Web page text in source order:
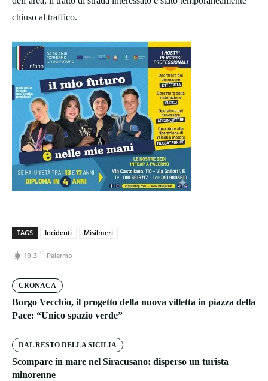
chiuso al traffico.
TAGS Incidenti Misilmeri
19.3 C Palermo
CRONACA
Borgo Vecchio, il progetto della nuova villetta in piazza della
Pace: “Unico spazio verde”
DAL RESTO DELLA SICILIA
Scompare in mare nel Siracusano: disperso un turista
minorenne